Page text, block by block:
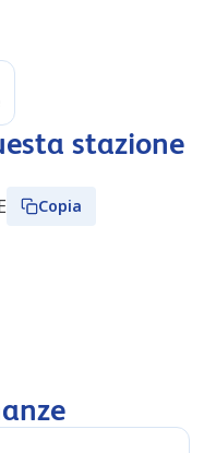
stazione
Copia